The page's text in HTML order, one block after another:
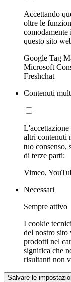
Accettando
oltre le
questo sito
Google Tag
Microsoft
Freshchat
Contenuti
altri contenuti
tuo consenso,
di terze parti:
Vimeo,
Necessari
Sempre attivo
I cookie
del nostro sito
prodotti nel
significa che
risultanti non
Salvare le